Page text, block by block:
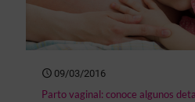
09/03/2016
Parto vaginal: conoce algunos